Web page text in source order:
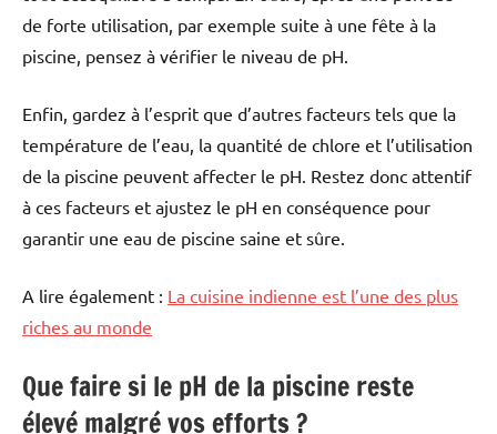
de forte utilisation, par exemple suite à une fête à la
piscine, pensez à vérifier le niveau de pH.
Enfin, gardez à l’esprit que d’autres facteurs tels que la
température de l’eau, la quantité de chlore et l’utilisation
de la piscine peuvent affecter le pH. Restez donc attentif
à ces facteurs et ajustez le pH en conséquence pour
garantir une eau de piscine saine et sûre.
A lire également : La cuisine indienne est l’une des plus
riches au monde
Que faire si le pH de la piscine reste
élevé malgré vos efforts ?